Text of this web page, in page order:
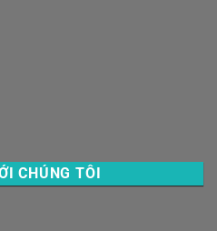
CHÚNG TÔI